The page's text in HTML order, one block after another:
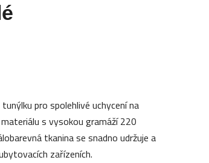
pro spolehlivé uchycení na
s vysokou gramáží 220
tkanina se snadno udržuje a
zařízeních.